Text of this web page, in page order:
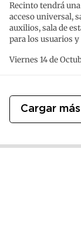
Recinto tendrá
acceso universal,
auxilios, sala de
para los usuarios y
Viernes 14 de
Cargar